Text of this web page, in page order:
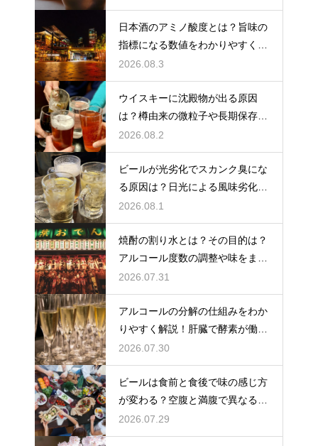
日本酒のアミノ酸度とは？旨味の
指標になる数値をわかりやすく解
説
2026.08.3
ウイスキーに沈殿物が出る原因
は？樽由来の微粒子や長期保存で
成分が析出するため
2026.08.2
ビールが光劣化でスカンク臭にな
る原因は？日光による風味劣化を
解説
2026.08.1
焼酎の割り水とは？その目的は？
アルコール度数の調整や味をまろ
やかにする効果を解説
2026.07.31
アルコールの分解の仕組みをわか
りやすく解説！肝臓で酵素が働き
アセトアルデヒドに変化して無害
化
2026.07.30
ビールは食前と食後で味の感じ方
が変わる？空腹と満腹で異なる味
覚の感じ方を解説
2026.07.29